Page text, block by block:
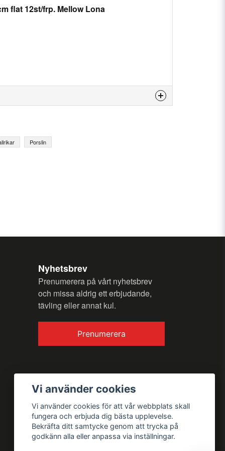
flat 12st/frp. Mellow Lona
Porslin
Nyhetsbrev
Prenumerera på vårt nyhetsbrev
och missa aldrig ett erbjudande,
tävling eller annat kul.
Prenumerera
Vi använder cookies
Vi använder cookies för att vår webbplats skall
fungera och erbjuda dig bästa upplevelse.
Bekräfta ditt samtycke genom att trycka på
godkänn alla eller anpassa via inställningar.